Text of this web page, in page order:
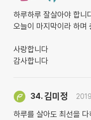
하루하루 잘살아야 합니
오늘이 마지막이라 하며
사랑합니다
감사합니다
34.김미정
하루를 살아도 최선을